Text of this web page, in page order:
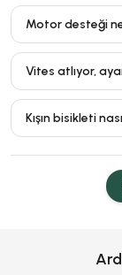
Motor desteği
Vites atlıyor,
Kışın bisikleti